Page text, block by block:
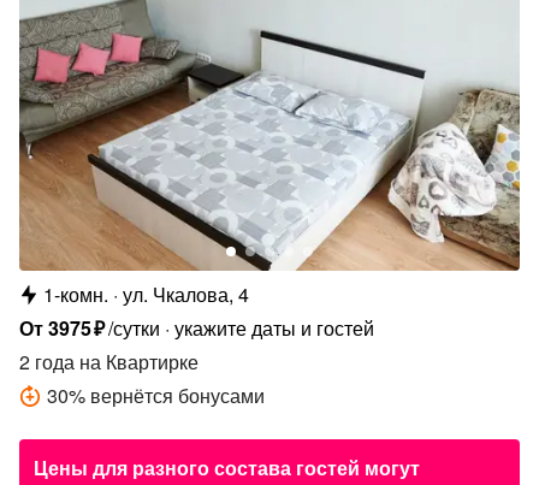
1-комн. ул. Чкалова, 4
От3975₽/сутки укажите даты и гостей
2 года на Квартирке
30% вернётся бонусами
Цены для разного состава гостей могут